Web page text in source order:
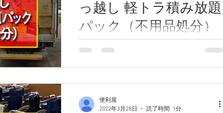
っ越し 軽トラ積み放題
パック（不用品処分）
印南町から有田市への単身引っ越し及び
ご依頼をいただきました。 3月1日に引っ
越しのお見積もり依頼をいただき、2日
後、現地にてお見積もりいたしました。
単身での引っ越しなのですが、現在住ん
便利屋
2022年3月28日
読了時間: 1分